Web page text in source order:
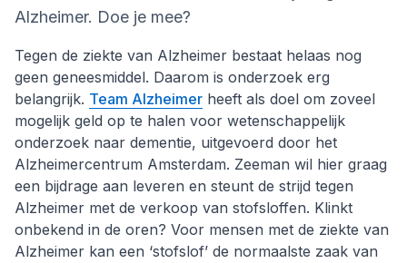
Alzheimer. Doe je mee?
Tegen de ziekte van Alzheimer bestaat helaas nog
geen geneesmiddel. Daarom is onderzoek erg
belangrijk. Team Alzheimer heeft als doel om zoveel
mogelijk geld op te halen voor wetenschappelijk
onderzoek naar dementie, uitgevoerd door het
Alzheimercentrum Amsterdam. Zeeman wil hier graag
een bijdrage aan leveren en steunt de strijd tegen
Alzheimer met de verkoop van stofsloffen. Klinkt
onbekend in de oren? Voor mensen met de ziekte van
Alzheimer kan een ‘stofslof’ de normaalste zaak van